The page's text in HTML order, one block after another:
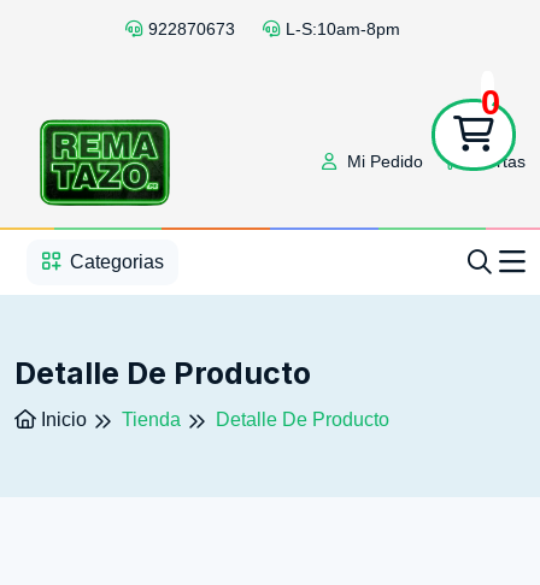
922870673 L-S:10am-8pm
Mi Pedido Ofertas
0
Categorias
Detalle De Producto
Inicio Tienda Detalle De Producto